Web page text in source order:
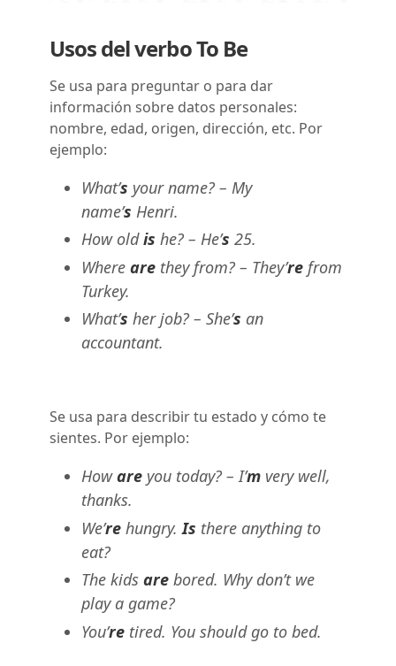
Usos del verbo To Be
Se usa para preguntar o para dar
información sobre datos personales:
nombre, edad, origen, dirección, etc. Por
ejemplo:
What’s your name? – My
name’s Henri.
How oldis he? – He’s 25.
Where are they from? – They’re from
Turkey.
What’s her job? – She’s an
accountant.
Se usa para describir tu estado y cómo te
sientes. Por ejemplo:
Howare you today? – I’m very well,
thanks.
We’re hungry.Is there anything to
eat?
The kids are bored. Why don’t we
play a game?
You’re tired. You should go to bed.